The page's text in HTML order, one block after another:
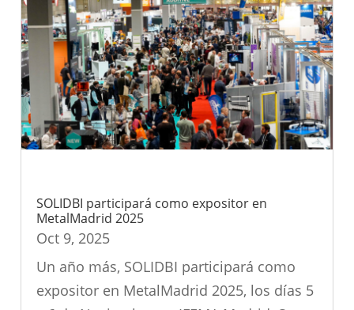
SOLIDBI participará como expositor en
MetalMadrid 2025
Oct 9, 2025
Un año más, SOLIDBI participará como
expositor en MetalMadrid 2025, los días 5